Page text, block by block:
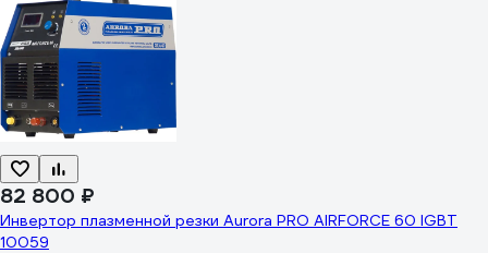
82 800 ₽
Инвертор плазменной резки Aurora PRO AIRFORCE 60 IGBT
10059